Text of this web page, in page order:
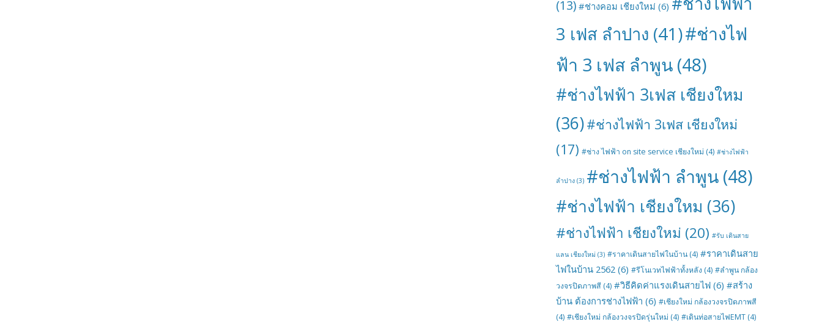
(13) #ช่างคอม เชียงใหม่ (6)
3 เฟส ลำปาง (41)#ช่างไฟ
ฟ้า 3 เฟส ลำพูน (48)
#ช่างไฟฟ้า 3เฟส เชียงใหม
(36)#ช่างไฟฟ้า 3เฟส เชียงใหม่
(17) #ช่าง ไฟฟ้า on site service เชียงใหม่ (4) #ช่างไฟฟ้า
ลำปาง (3) #ช่างไฟฟ้า ลำพูน (48)
#ช่างไฟฟ้า เชียงใหม (36)
#ช่างไฟฟ้า เชียงใหม่ (20) #รับ เดินสาย
แลน เชียงใหม่ (3) #ราคาเดินสายไฟในบ้าน (4) #ราคาเดินสาย
ไฟในบ้าน 2562 (6) #รีโนเวทไฟฟ้าทั้งหลัง (4) #ลำพูน กล้อง
วงจรปิดภาพสี (4) #วิธีคิดค่าแรงเดินสายไฟ (6) #สร้าง
บ้าน ต้องการช่างไฟฟ้า (6) #เชียงใหม่ กล้องวงจรปิดภาพสี
(4) #เชียงใหม่ กล้องวงจรปิดรุ่นใหม่ (4) #เดินท่อสายไฟEMT (4)